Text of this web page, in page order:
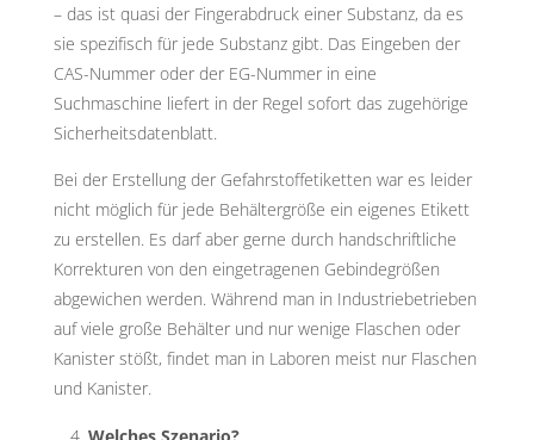
– das ist quasi der Fingerabdruck einer Substanz, da es
sie spezifisch für jede Substanz gibt. Das Eingeben der
CAS-Nummer oder der EG-Nummer in eine
Suchmaschine liefert in der Regel sofort das zugehörige
Sicherheitsdatenblatt.
Bei der Erstellung der Gefahrstoffetiketten war es leider
nicht möglich für jede Behältergröße ein eigenes Etikett
zu erstellen. Es darf aber gerne durch handschriftliche
Korrekturen von den eingetragenen Gebindegrößen
abgewichen werden. Während man in Industriebetrieben
auf viele große Behälter und nur wenige Flaschen oder
Kanister stößt, findet man in Laboren meist nur Flaschen
und Kanister.
Welches Szenario?